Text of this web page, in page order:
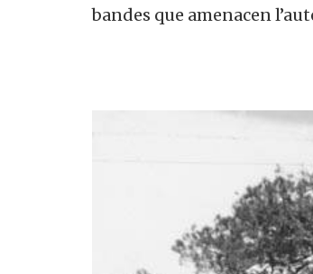
bandes que amenacen